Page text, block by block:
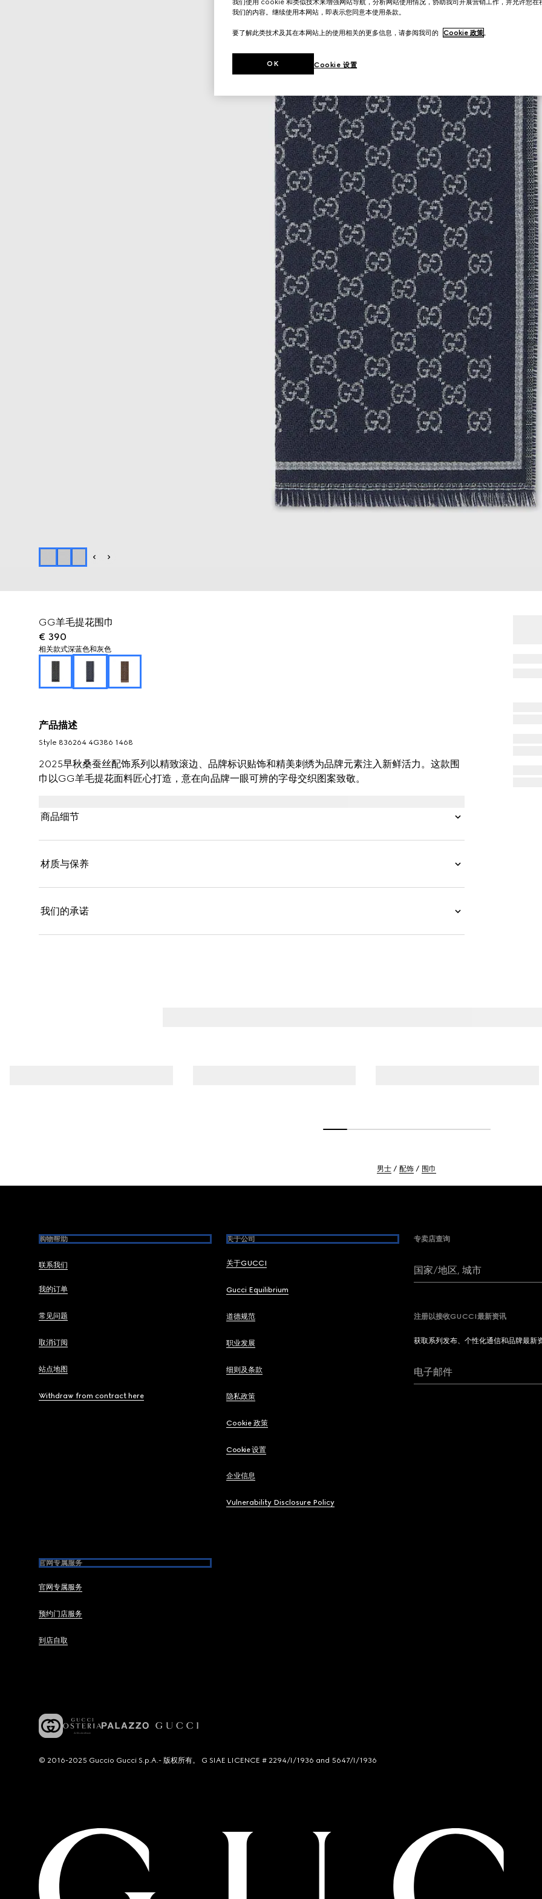
GG羊毛提花围巾
€ 390
相关款式深蓝色和灰色
产品描述
Style ‎836264 4G386 1468
2025早秋桑蚕丝配饰系列以精致滚边、品牌标识贴饰和精美刺绣为品牌元素注入新鲜活力。这款围
巾以GG羊毛提花面料匠心打造，意在向品牌一眼可辨的字母交织图案致敬。
商品细节
材质与保养
我们的承诺
男士 配饰 围巾
购物帮助
联系我们
我的订单
常见问题
取消订阅
站点地图
Withdraw from contract here
关于公司
关于GUCCI
Gucci Equilibrium
道德规范
职业发展
细则及条款
隐私政策
Cookie 政策
Cookie 设置
企业信息
Vulnerability Disclosure Policy
官网专属服务
官网专属服务
预约门店服务
到店自取
专卖店查询
国家/地区, 城市
注册以接收GUCCI最新资讯
获取系列发布、个性化通信和品牌最新
电子邮件
© 2016-2025 Guccio Gucci S.p.A.- 版权所有。 G SIAE LICENCE # 2294/I/1936 and 5647/I/1936
我们使用 cookie 和类似技术来增强网站导航，分析网站使用情况，协助我司开展营销工作，并允许您在
我们的内容。继续使用本网站，即表示您同意本使用条款。
要了解此类技术及其在本网站上的使用相关的更多信息，请参阅我司的 Cookie 政策。
Cookie 设置
OK